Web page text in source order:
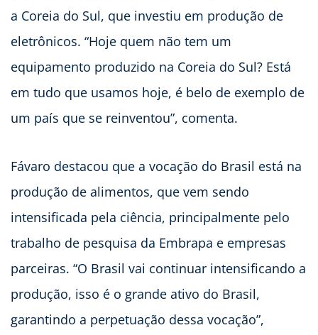
a Coreia do Sul, que investiu em produção de
eletrônicos. “Hoje quem não tem um
equipamento produzido na Coreia do Sul? Está
em tudo que usamos hoje, é belo de exemplo de
um país que se reinventou”, comenta.
Fávaro destacou que a vocação do Brasil está na
produção de alimentos, que vem sendo
intensificada pela ciência, principalmente pelo
trabalho de pesquisa da Embrapa e empresas
parceiras. “O Brasil vai continuar intensificando a
produção, isso é o grande ativo do Brasil,
garantindo a perpetuação dessa vocação”,